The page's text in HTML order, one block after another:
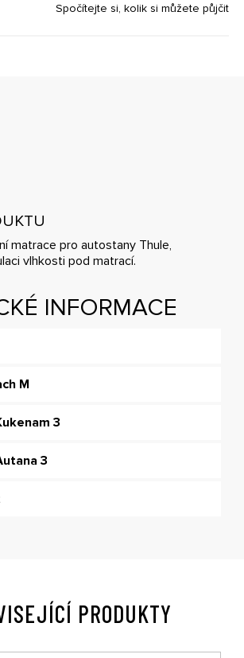
Spočítejte si, kolik si můžete půjčit
matrace pro autostany Thule,
vlhkosti pod matrací.
INFORMACE
M
3
3
PRODUKTY